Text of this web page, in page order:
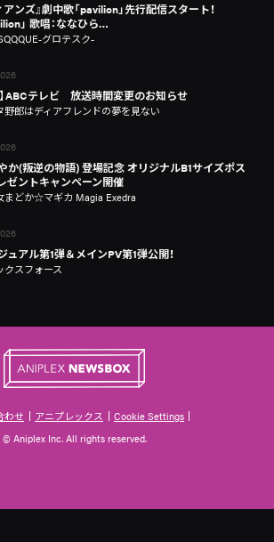
アンズ』劇中歌「pavilion」先行配信スタート！
」 歌唱：ななひら…
グロテスク-
】ABCテレビ 放送時間変更のお知らせ
野郎はディアフレンドの夢を見ない
か(叛逆の物語) 登場記念 オリジナルB1サイズポス
ゼントキャンペーン開催
まどか☆マギカ Magia Exedra
ュアル第1弾＆メインPV第1弾公開！
クスフォース
わせ アニプレックス
Cookie Settings
© Aniplex Inc. All rights reserved.